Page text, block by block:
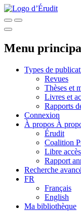
Menu
Types de
Revues
Thèses et
Livres et
Rapports
Connexion
À propos À
Érudit
Coalition
Libre accès
Rapport
Recherche
FR
Français
English
Ma bibliothèque